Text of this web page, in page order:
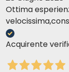
Ottima
Acquirente